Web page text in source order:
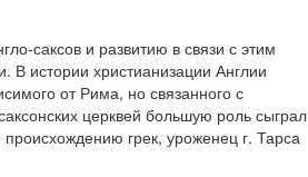
саксов и развитию в связи с этим
В истории христианизации Англии
от Рима, но связанного с
церквей большую роль сыграл
грек, уроженец г. Тарса